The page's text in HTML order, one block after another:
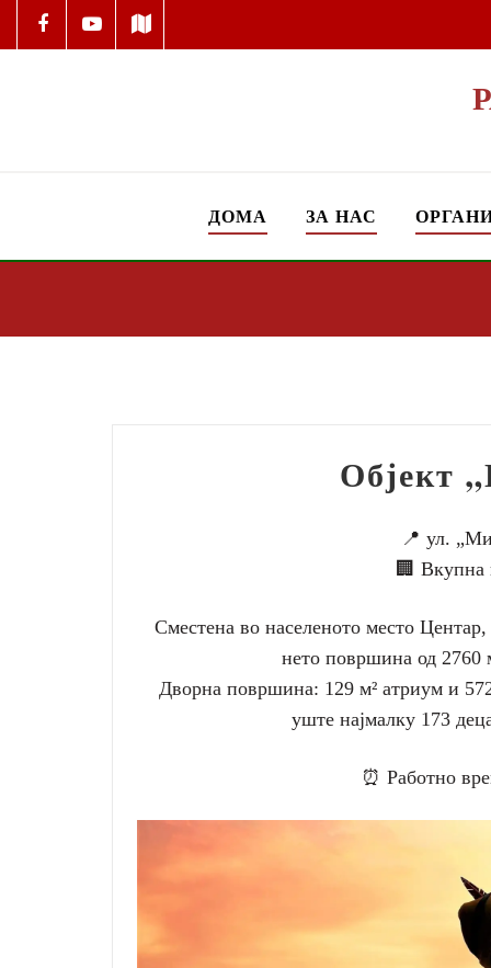
ДОМА ЗА НАС
Објект
📍 ул.
🏢 Вкупна
Сместена во населеното место
нето површина од 2760
Дворна површина: 129 м² атриум и
уште најмалку 173
⏰ Работно